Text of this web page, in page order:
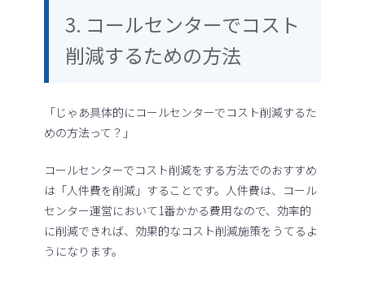
3. コールセンターでコスト
削減するための方法
「じゃあ具体的にコールセンターでコスト削減するた
めの方法って？」
コールセンターでコスト削減をする方法でのおすすめ
は「人件費を削減」することです。人件費は、コール
センター運営において1番かかる費用なので、効率的
に削減できれば、効果的なコスト削減施策をうてるよ
うになります。